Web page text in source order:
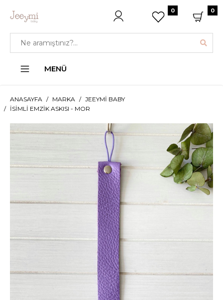
0 0
MENÜ
ANASAYFA MARKA
JEEYMI BABY
İSIMLI EMZIK ASKISI - MOR